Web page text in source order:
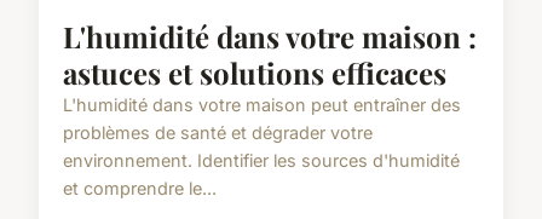
L'humidité dans votre maison :
astuces et solutions efficaces
L'humidité dans votre maison peut entraîner des
problèmes de santé et dégrader votre
environnement. Identifier les sources d'humidité
et comprendre le...